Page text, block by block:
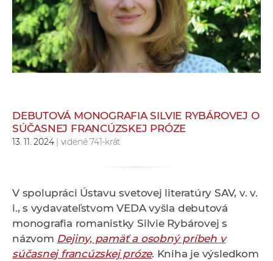
e
v
a
v
a
a
p
DEBUTOVÁ MONOGRAFIA SILVIE RYBÁROVEJ O
SÚČASNEJ FRANCÚZSKEJ PRÓZE
13. 11. 2024| videné 741-krát
V spolupráci Ústavu svetovej literatúry SAV, v. v.
i., s vydavateľstvom VEDA vyšla debutová
monografia romanistky Silvie Rybárovej s
názvom Dejiny, pamäť a osobný príbeh v
súčasnej francúzskej próze. Kniha je výsledkom